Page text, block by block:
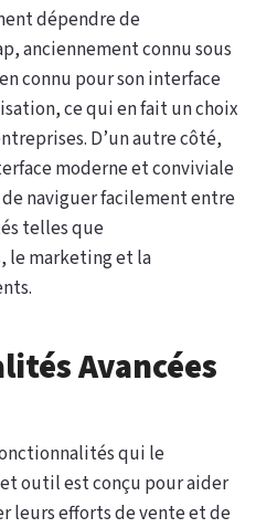
dépendre de
anciennement connu sous
connu pour son interface
ce qui en fait un choix
D’un autre côté,
moderne et conviviale
naviguer facilement entre
telles que
le marketing et la
Avancées
qui le
outil est conçu pour aider
leurs efforts de vente et de